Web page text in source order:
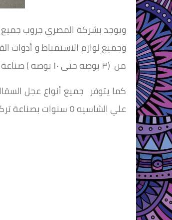
وجميع لوازم الاستمباط و أدوات
من (٣ بوصه حتى ١٠ بوصه ) صناعة تركي 100%.
علي الشاسيه ٥ سنوات بصناعة تركية 100 % .